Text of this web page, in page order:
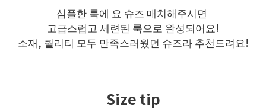
심플한 룩에 요 슈즈 매치해주시면
고급스럽고 세련된 룩으로 완성되어요!
소재, 퀄리티 모두 만족스러웠던 슈즈라 추천드려요!
Size tip